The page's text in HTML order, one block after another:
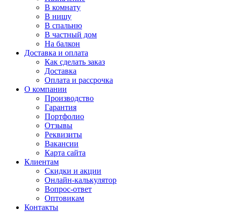
В комнату
В нишу
В спальню
В частный дом
На балкон
Доставка и оплата
Как сделать заказ
Доставка
Оплата и рассрочка
О компании
Производство
Гарантия
Портфолио
Отзывы
Реквизиты
Вакансии
Карта сайта
Клиентам
Скидки и акции
Онлайн-калькулятор
Вопрос-ответ
Оптовикам
Контакты